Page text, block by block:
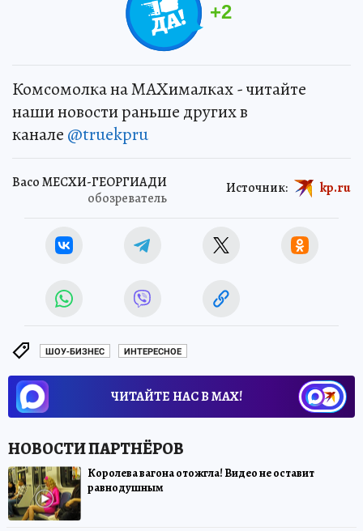
+2
Комсомолка на MAXималках - читайте
наши новости раньше других в
канале @truekpru
Васо МЕСХИ-ГЕОРГИАДИ
обозреватель
Источник: kp.ru
ШОУ-БИЗНЕС ИНТЕРЕСНОЕ
ЧИТАЙТЕ НАС В МАХ!
Королева вагона отожгла! Видео не оставит
равнодушным